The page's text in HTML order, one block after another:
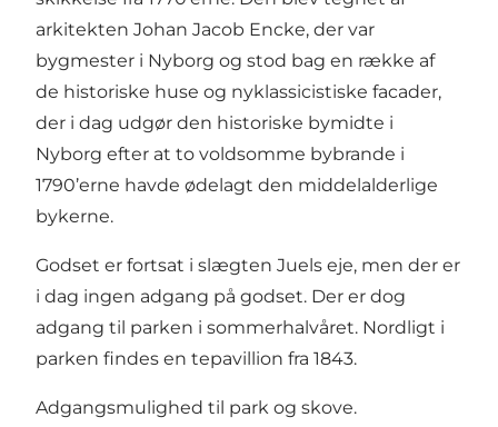
arkitekten Johan Jacob Encke, der var
bygmester i Nyborg og stod bag en række af
de historiske huse og nyklassicistiske facader,
der i dag udgør den historiske bymidte i
Nyborg efter at to voldsomme bybrande i
1790’erne havde ødelagt den middelalderlige
bykerne.
Godset er fortsat i slægten Juels eje, men der er
i dag ingen adgang på godset. Der er dog
adgang til parken i sommerhalvåret. Nordligt i
parken findes en tepavillion fra 1843.
Adgangsmulighed til park og skove.